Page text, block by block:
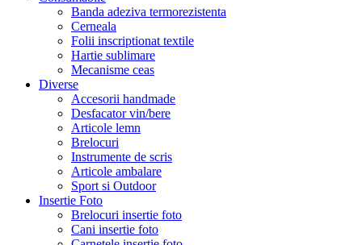
Banda adeziva termorezistenta
Cerneala
Folii inscriptionat textile
Hartie sublimare
Mecanisme ceas
Diverse
Accesorii handmade
Desfacator vin/bere
Articole lemn
Brelocuri
Instrumente de scris
Articole ambalare
Sport si Outdoor
Insertie Foto
Brelocuri insertie foto
Cani insertie foto